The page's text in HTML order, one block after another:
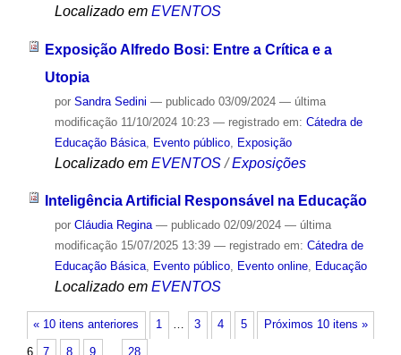
Localizado em EVENTOS
Exposição Alfredo Bosi: Entre a Crítica e a
Utopia
por Sandra Sedini — publicado03/09/2024 — última
modificação11/10/2024 10:23 — registrado em: Cátedra de
Educação Básica, Evento público, Exposição
Localizado em EVENTOS /Exposições
Inteligência Artificial Responsável na Educação
por Cláudia Regina — publicado02/09/2024 — última
modificação15/07/2025 13:39 — registrado em: Cátedra de
Educação Básica, Evento público, Evento online, Educação
Localizado em EVENTOS
« 10 itens anteriores Próximos 10 itens »
1 … 3 4 5
6 7 8 9 28